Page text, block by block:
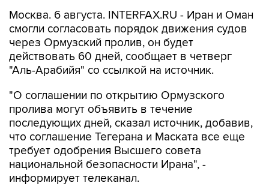
Москва. 6 августа. INTERFAX.RU - Иран и Оман
смогли согласовать порядок движения судов
через Ормузский пролив, он будет
действовать 60 дней, сообщает в четверг
"Аль-Арабийя" со ссылкой на источник.
"О соглашении по открытию Ормузского
пролива могут объявить в течение
последующих дней, сказал источник, добавив,
что соглашение Тегерана и Маската все еще
требует одобрения Высшего совета
национальной безопасности Ирана", -
информирует телеканал.